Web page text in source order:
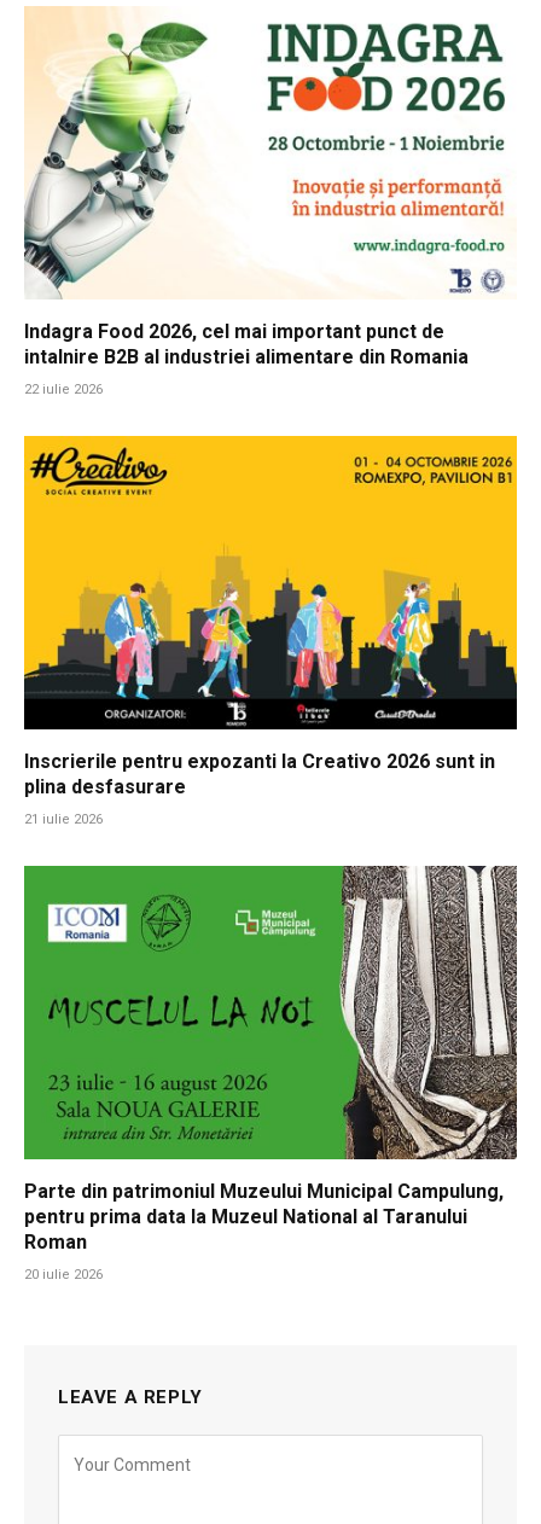
Indagra Food 2026, cel mai important punct de
intalnire B2B al industriei alimentare din Romania
22 iulie 2026
Inscrierile pentru expozanti la Creativo 2026 sunt in
plina desfasurare
21 iulie 2026
Parte din patrimoniul Muzeului Municipal Campulung,
pentru prima data la Muzeul National al Taranului
Roman
20 iulie 2026
LEAVE A REPLY